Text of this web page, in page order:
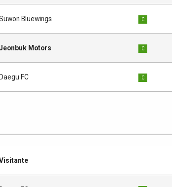
Bluewings C
Motors C
Daegu FC C